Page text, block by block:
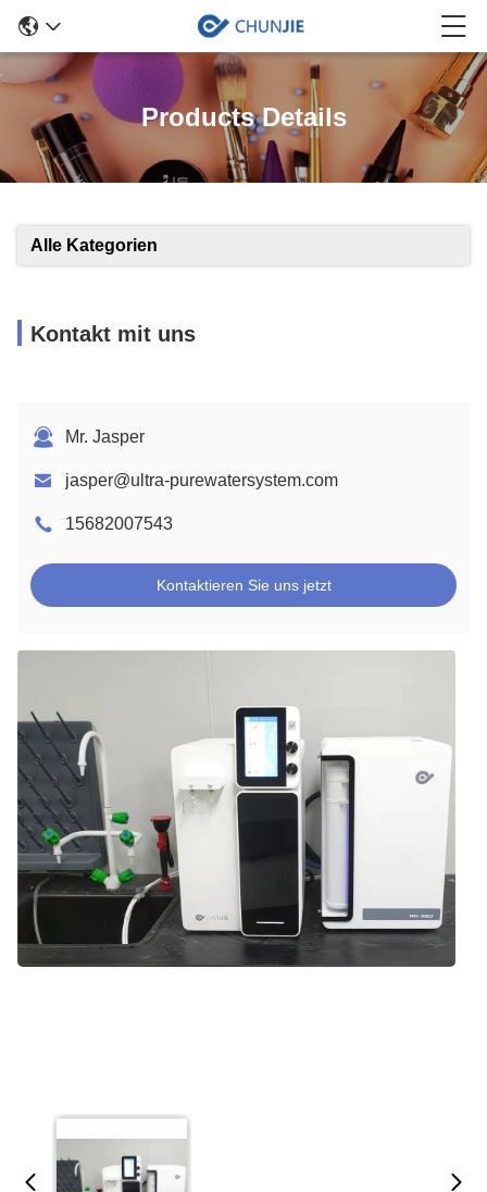
Products Details
Alle Kategorien
Kontakt mit uns
Mr. Jasper
jasper@ultra-purewatersystem.com
15682007543
Kontaktieren Sie uns jetzt